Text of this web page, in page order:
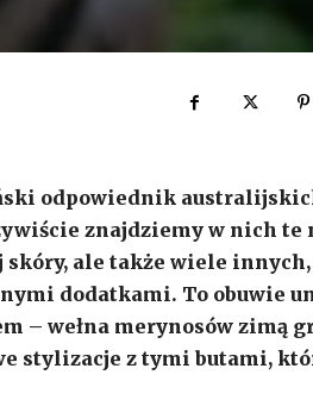
odpowiednik
znajdziemy w nich te
skóry, ale także wiele
dodatkami. To obuwie
– wełna merynosów zimą
stylizacje z tymi butami,